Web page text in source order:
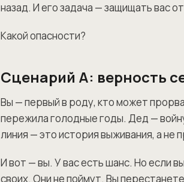
назад. И его задача — защищать вас
Какой опасности?
Сценарий А: верность
Вы — первый в роду, кто может
пережила голодные годы. Дед —
линия — это история выживания, а не
И вот — вы. У вас есть шанс. Но если
своих. Они не поймут. Вы